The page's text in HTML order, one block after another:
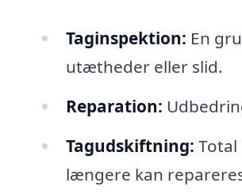
Taginspektion: En
utætheder eller slid.
Reparation:
Tagudskiftning:
længere kan